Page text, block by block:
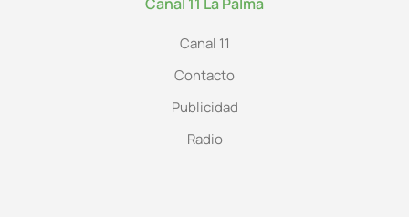
Canal 11
Contacto
Publicidad
Radio